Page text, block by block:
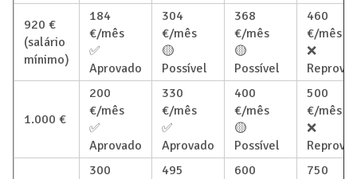
920 €
(salário
mínimo)
184
€/mês
✅
Aprovado
304
€/mês
🟡
Possível
368
€/mês
🟡
Possível
460
€/mês
❌
1.000 €
200
€/mês
✅
Aprovado
330
€/mês
✅
Aprovado
400
€/mês
🟡
Possível
500
€/mês
❌
300
495
600
750